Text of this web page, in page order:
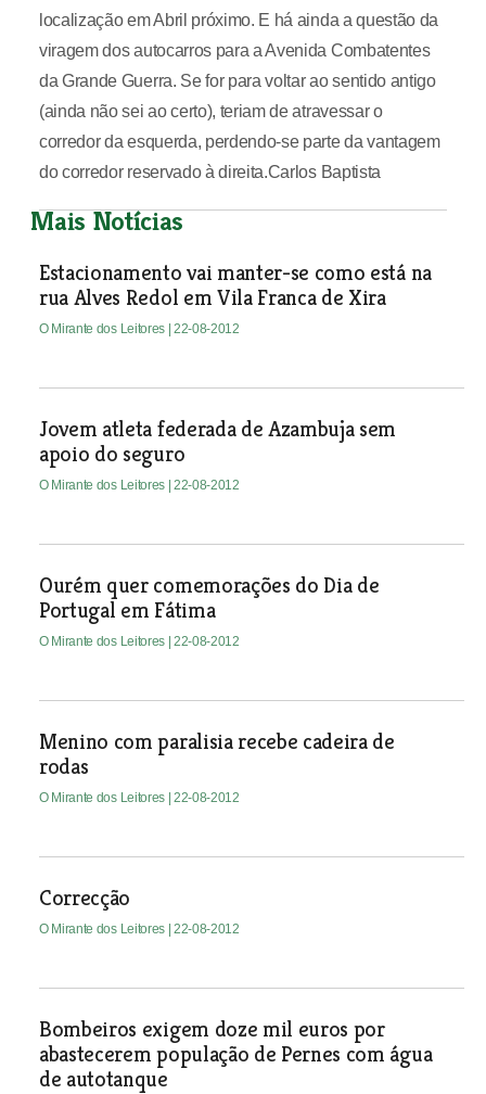
localização em Abril próximo. E há ainda a questão da
viragem dos autocarros para a Avenida Combatentes
da Grande Guerra. Se for para voltar ao sentido antigo
(ainda não sei ao certo), teriam de atravessar o
corredor da esquerda, perdendo-se parte da vantagem
do corredor reservado à direita.Carlos Baptista
Mais Notícias
Estacionamento vai manter-se como está na
rua Alves Redol em Vila Franca de Xira
O Mirante dos Leitores | 22-08-2012
Jovem atleta federada de Azambuja sem
apoio do seguro
O Mirante dos Leitores | 22-08-2012
Ourém quer comemorações do Dia de
Portugal em Fátima
O Mirante dos Leitores | 22-08-2012
Menino com paralisia recebe cadeira de
rodas
O Mirante dos Leitores | 22-08-2012
Correcção
O Mirante dos Leitores | 22-08-2012
Bombeiros exigem doze mil euros por
abastecerem população de Pernes com água
de autotanque